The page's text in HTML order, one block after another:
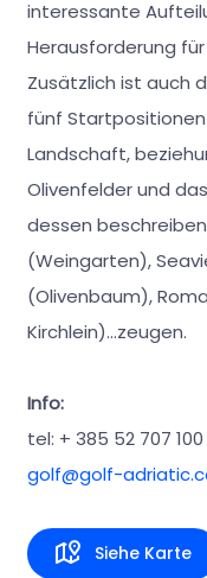
interessante
Herausforderung
Zusätzlich ist auch
fünf
Landschaft,
Olivenfelder und
dessen
(Weingarten),
(Olivenbaum),
Kirchlein)...zeugen.
Info:
tel: + 385 52 707 100
golf@golf-
Siehe Karte